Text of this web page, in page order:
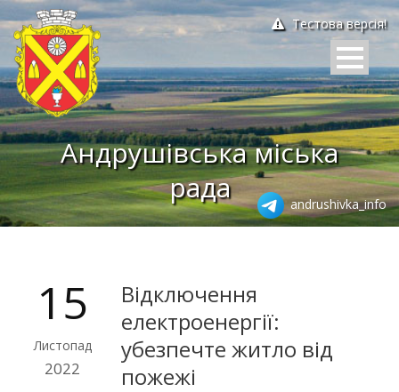
Тестова версія!
Андрушівська міська
рада
andrushivka_info
15
Листопад
2022
Відключення
електроенергії:
убезпечте житло від
пожежі